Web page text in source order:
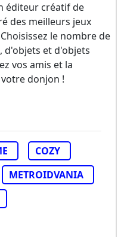
éditeur créatif de
des meilleurs jeux
le nombre de
d'objets et d'objets
vos amis et la
donjon !
COZY
METROIDVANIA